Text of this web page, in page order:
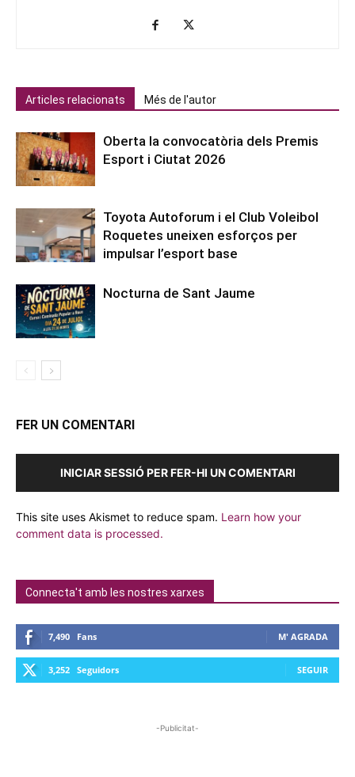
Articles relacionats Més de l'autor
Oberta la convocatòria dels Premis
Esport i Ciutat 2026
Toyota Autoforum i el Club Voleibol
Roquetes uneixen esforços per
impulsar l’esport base
Nocturna de Sant Jaume
FER UN COMENTARI
INICIAR SESSIÓ PER FER-HI UN COMENTARI
This site uses Akismet to reduce spam. Learn how your
comment data is processed.
Connecta't amb les nostres xarxes
7,490 Fans M' AGRADA
3,252 Seguidors SEGUIR
-Publicitat-